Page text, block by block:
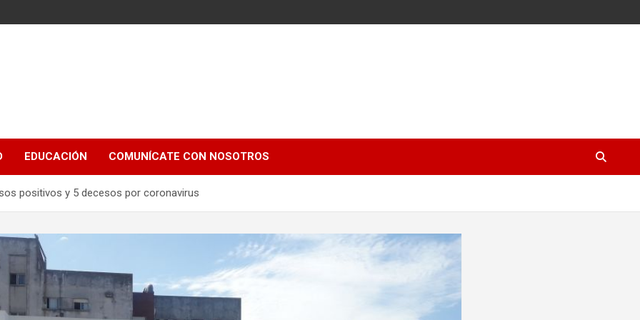
EDUCACIÓN COMUNÍCATE CON NOSOTROS
positivos y 5 decesos por coronavirus